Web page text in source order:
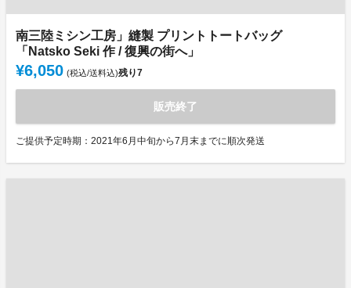
南三陸ミシン工房」縫製 プリントトートバッグ
「Natsko Seki 作 / 復興の街へ」
¥6,050 (税込/送料込)残り7
販売終了
ご提供予定時期：2021年6月中旬から7月末までに順次発送